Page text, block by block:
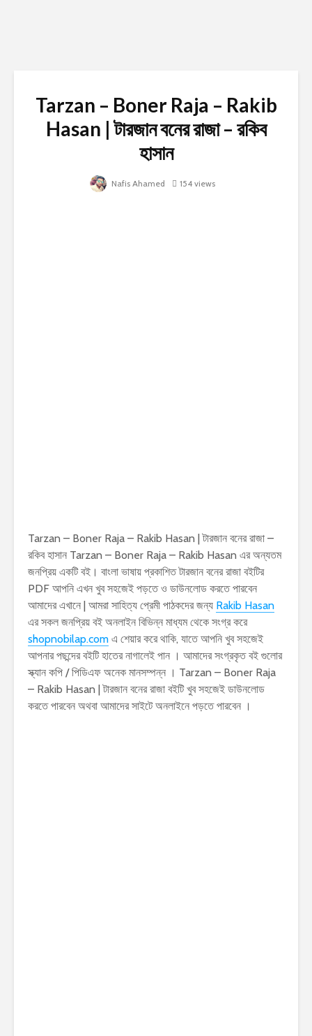
Tarzan – Boner Raja – Rakib
Hasan | টারজান বনের রাজা – রকিব
হাসান
Nafis Ahamed 154 views
Tarzan – Boner Raja – Rakib Hasan | টারজান বনের রাজা –
রকিব হাসান Tarzan – Boner Raja – Rakib Hasan এর অন্যতম
জনপ্রিয় একটি বই। বাংলা ভাষায় প্রকাশিত টারজান বনের রাজা বইটির
PDF আপনি এখন খুব সহজেই পড়তে ও ডাউনলোড করতে পারবেন
আমাদের এখানে | আমরা সাহিত্য প্রেমী পাঠকদের জন্য Rakib Hasan
এর সকল জনপ্রিয় বই অনলাইন বিভিন্ন মাধ্যম থেকে সংগ্র করে
shopnobilap.com এ শেয়ার করে থাকি, যাতে আপনি খুব সহজেই
আপনার পছন্দের বইটি হাতের নাগালেই পান । আমাদের সংগ্রকৃত বই গুলোর
স্ক্যান কপি / পিডিএফ অনেক মানসম্পন্ন । Tarzan – Boner Raja
– Rakib Hasan | টারজান বনের রাজা বইটি খুব সহজেই ডাউনলোড
করতে পারবেন অথবা আমাদের সাইটে অনলাইনে পড়তে পারবেন ।